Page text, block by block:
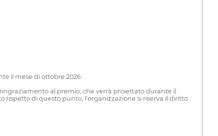
il mese di ottobre 2026.
al premio, che verrà proiettato durante il
rispetto di questo punto, l'organizzazione si riserva il diritto